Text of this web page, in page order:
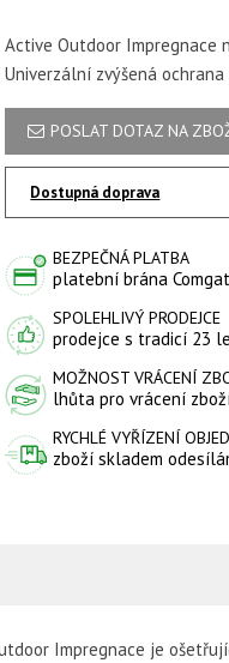
Active Outdoor Impregnace
Univerzální zvýšená
POSLAT DOTAZ NA
Dostupná doprava
BEZPEČNÁ PLATBA
platební brána
SPOLEHLIVÝ PRODEJCE
prodejce s tradicí 23
MOŽNOST VRÁCENÍ
lhůta pro vrácení
RYCHLÉ VYŘÍZENÍ
zboží skladem
Impregnace je